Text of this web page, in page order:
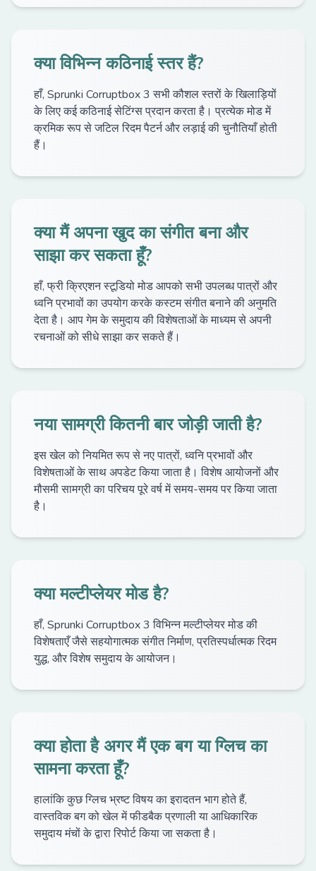
क्या विभिन्न कठिनाई स्तर हैं?
हाँ, Sprunki Corruptbox 3 सभी कौशल स्तरों के खिलाड़ियों
के लिए कई कठिनाई सेटिंग्स प्रदान करता है। प्रत्येक मोड में
क्रमिक रूप से जटिल रिदम पैटर्न और लड़ाई की चुनौतियाँ होती
हैं।
क्या मैं अपना खुद का संगीत बना और
साझा कर सकता हूँ?
हाँ, फ्री क्रिएशन स्टूडियो मोड आपको सभी उपलब्ध पात्रों और
ध्वनि प्रभावों का उपयोग करके कस्टम संगीत बनाने की अनुमति
देता है। आप गेम के समुदाय की विशेषताओं के माध्यम से अपनी
रचनाओं को सीधे साझा कर सकते हैं।
नया सामग्री कितनी बार जोड़ी जाती है?
इस खेल को नियमित रूप से नए पात्रों, ध्वनि प्रभावों और
विशेषताओं के साथ अपडेट किया जाता है। विशेष आयोजनों और
मौसमी सामग्री का परिचय पूरे वर्ष में समय-समय पर किया जाता
है।
क्या मल्टीप्लेयर मोड है?
हाँ, Sprunki Corruptbox 3 विभिन्न मल्टीप्लेयर मोड की
विशेषताएँ जैसे सहयोगात्मक संगीत निर्माण, प्रतिस्पर्धात्मक रिदम
युद्ध, और विशेष समुदाय के आयोजन।
क्या होता है अगर मैं एक बग या ग्लिच का
सामना करता हूँ?
हालांकि कुछ ग्लिच भ्रष्ट विषय का इरादतन भाग होते हैं,
वास्तविक बग को खेल में फीडबैक प्रणाली या आधिकारिक
समुदाय मंचों के द्वारा रिपोर्ट किया जा सकता है।